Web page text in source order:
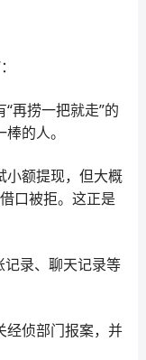
“再捞一把就走”的
的人。
小额提现，但大概
口被拒。这正是
记录、聊天记录等
经侦部门报案，并